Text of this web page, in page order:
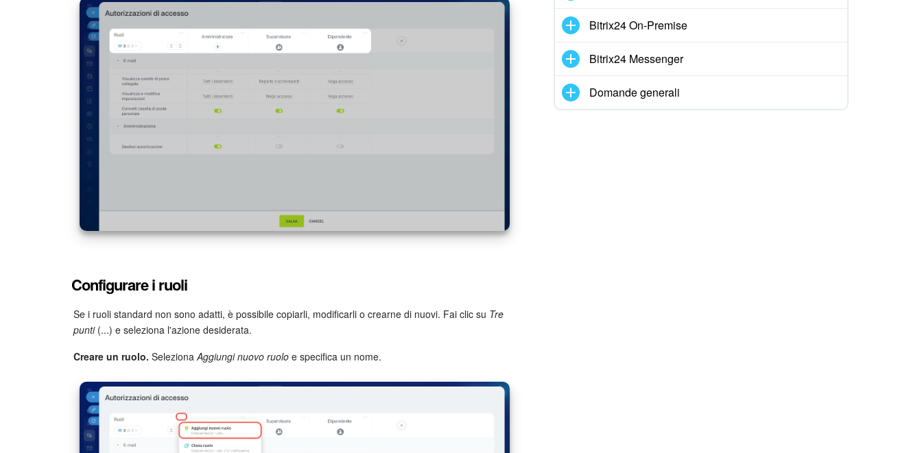
Configurare i ruoli
Se i ruoli standard non sono adatti, è possibile copiarli, modificarli o crearne di nuovi. Fai clic su Tre
punti(...) e seleziona l'azione desiderata.
Creare un ruolo. Seleziona Aggiungi nuovo ruolo e specifica un nome.
Bitrix24 On-Premise
Bitrix24 Messenger
Domande generali